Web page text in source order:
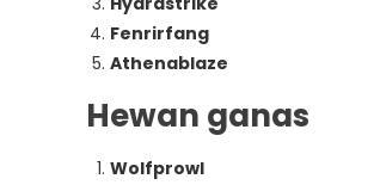
Fenrirfang
Athenablaze
Hewan ganas
Wolfprowl